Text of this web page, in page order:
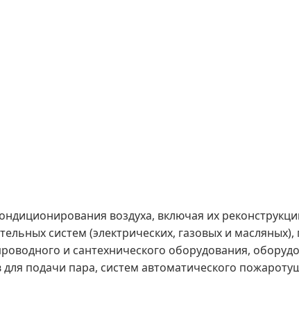
воздуха, включая их
систем (электрических, газовых и
и сантехнического оборудования,
подачи пара, систем автоматического